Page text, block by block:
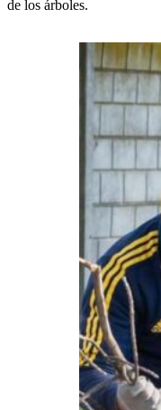
de los árboles.